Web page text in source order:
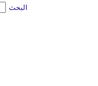
البحث